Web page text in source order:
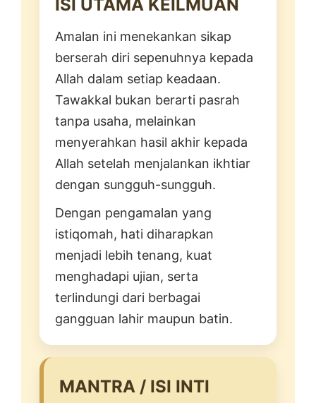
ISI UTAMA KEILMUAN
Amalan ini menekankan sikap
berserah diri sepenuhnya kepada
Allah dalam setiap keadaan.
Tawakkal bukan berarti pasrah
tanpa usaha, melainkan
menyerahkan hasil akhir kepada
Allah setelah menjalankan ikhtiar
dengan sungguh-sungguh.
Dengan pengamalan yang
istiqomah, hati diharapkan
menjadi lebih tenang, kuat
menghadapi ujian, serta
terlindungi dari berbagai
gangguan lahir maupun batin.
MANTRA / ISI INTI